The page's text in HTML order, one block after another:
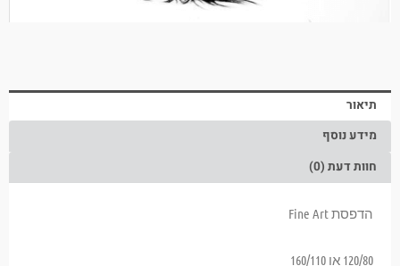
תיאור
מידע נוסף
חוות דעת (0)
הדפסת Fine Art
120/80 או160/110